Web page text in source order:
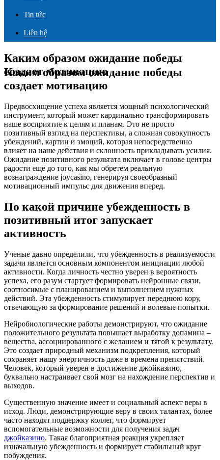
Tin tức
Liên hệ
Каким образом ожидание победы
создает мотивацию
Каким образом ожидание победы
создает мотивацию
Предвосхищение успеха является мощный психологический
инструмент, который может кардинально трансформировать
наше восприятие к целям и планам. Это не просто
позитивный взгляд на перспективы, а сложная совокупность
убеждений, картин и эмоций, которая непосредственно
влияет на наше действия и склонность прикладывать усилия.
Ожидание позитивного результата включает в голове центры
радости еще до того, как мы обретем реальную
вознаграждение joycasino, генерируя своеобразный
мотивационный импульс для движения вперед.
По какой причине убежденность в
позитивный итог запускает
активность
Ученые давно определили, что убежденность в реализуемости
задачи является основным компонентом инициации любой
активности. Когда личность честно уверен в вероятность
успеха, его разум стартует формировать нейронные связи,
соотносимые с планированием и выполнением нужных
действий. Эта убежденность стимулирует переднюю кору,
отвечающую за формирование решений и волевые попытки.
Нейробиологические работы демонстрируют, что ожидание
положительного результата повышает выработку допамина –
вещества, ассоциированного с желанием и тягой к результату.
Это создает природный механизм подкрепления, который
сохраняет нашу энергичность даже в времена препятствий.
Человек, который уверен в достижение джойказино,
буквально настраивает свой мозг на нахождение перспектив и
выходов.
Существенную значение имеет и социальный аспект веры в
исход. Люди, демонстрирующие веру в своих талантах, более
часто находят поддержку коллег, что формирует
вспомогательные возможности для получения задач
джойказино. Такая благоприятная реакция укрепляет
изначальную убежденность и формирует стабильный круг
побуждения.